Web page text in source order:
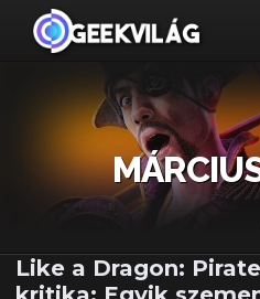
Like a Dragon: